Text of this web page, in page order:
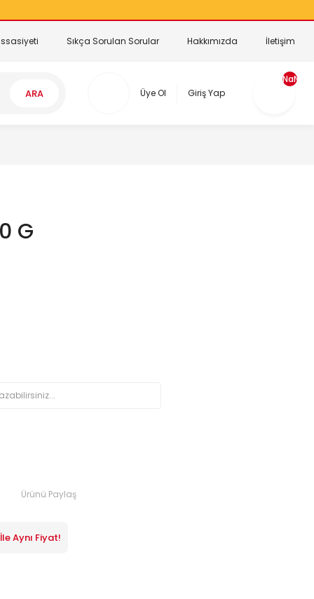
Sıkça Sorulan Sorular Hakkımızda İletişim
ARA Üye Ol Giriş Yap
NaN
G
Ürünü Paylaş
Aynı Fiyat!